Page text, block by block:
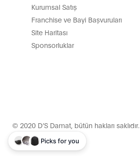
Kurumsal Satış
Franchise ve Bayi Başvuruları
Site Haritası
Sponsorluklar
© 2020 D’S Damat, bütün hakları saklıdır.